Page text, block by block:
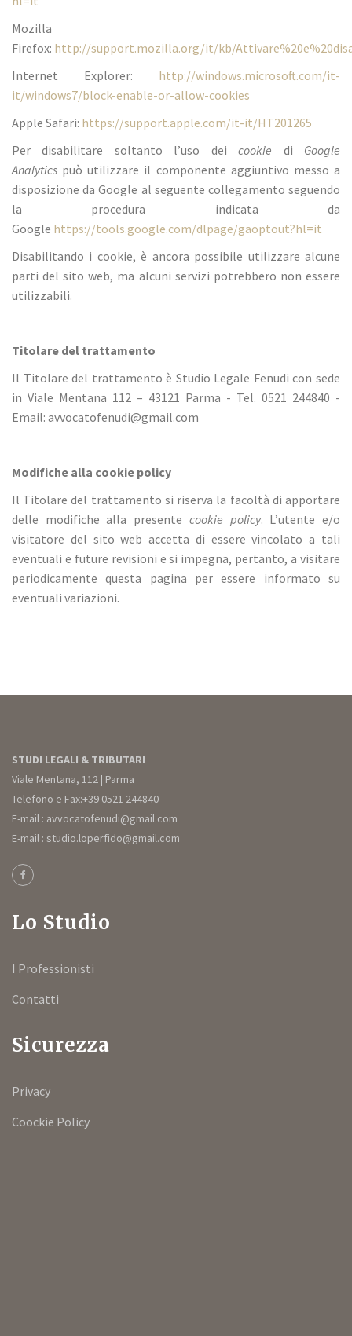
Mozilla
Firefox: http://support.mozilla.org/it/kb/
Internet Explorer: http://windows.microsoft.com/it-
it/windows7/block-enable-or-allow-cookies
Apple Safari: https://support.apple.com/it-it/HT201265
Per disabilitare soltanto l’uso deicookie di Google
Analytics può utilizzare il componente aggiuntivo messo a
disposizione da Google al seguente collegamento seguendo
la procedura
indicata da
Google https://tools.google.com/dlpage/gaoptout?hl=it
Disabilitando i cookie, è ancora possibile utilizzare alcune
parti del sito web, ma alcuni servizi potrebbero non essere
utilizzabili.
Titolare del trattamento
Il Titolare del trattamento è Studio Legale Fenudi con sede
in Viale Mentana 112 – 43121 Parma - Tel. 0521 244840 -
Email: avvocatofenudi@gmail.com
Modifiche alla cookie policy
Il Titolare del trattamento si riserva la facoltà di apportare
delle modifiche alla presente cookie policy. L’utente e/o
visitatore del sito web accetta di essere vincolato a tali
eventuali e future revisioni e si impegna, pertanto, a visitare
periodicamente questa pagina per essere informato su
eventuali variazioni.
STUDI LEGALI & TRIBUTARI
Viale Mentana, 112 | Parma
Telefono e Fax:+39 0521 244840
E-mail : avvocatofenudi@gmail.com
E-mail : studio.loperfido@gmail.com
Lo Studio
I Professionisti
Contatti
Sicurezza
Privacy
Coockie Policy